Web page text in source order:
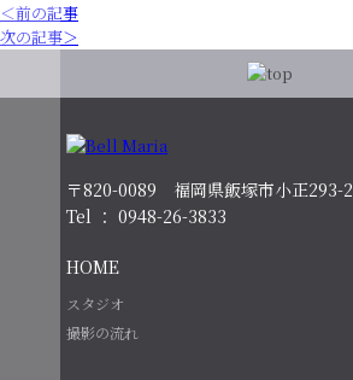
＜前の記事
次の記事＞
〒820-0089 福岡県飯塚市小正293-2
Tel ： 0948-26-3833
HOME
スタジオ
撮影の流れ